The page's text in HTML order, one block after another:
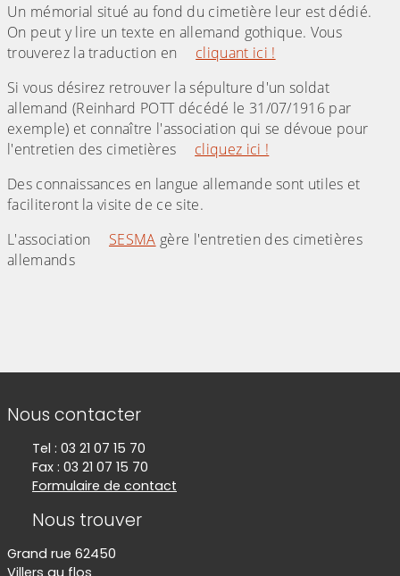
Un mémorial situé au fond du cimetière leur est dédié.
On peut y lire un texte en allemand gothique. Vous
trouverez la traduction en
cliquant ici !
Si vous désirez retrouver la sépulture d'un soldat
allemand (Reinhard POTT décédé le 31/07/1916 par
exemple) et connaître l'association qui se dévoue pour
l'entretien des cimetières
cliquez ici !
Des connaissances en langue allemande sont utiles et
faciliteront la visite de ce site.
L'association
SESMA gère l'entretien des cimetières
allemands
Informations de contact
Nous contacter
Tel : 03 21 07 15 70
Fax : 03 21 07 15 70
Formulaire de contact
Nous trouver
Grand rue 62450
Villers au flos